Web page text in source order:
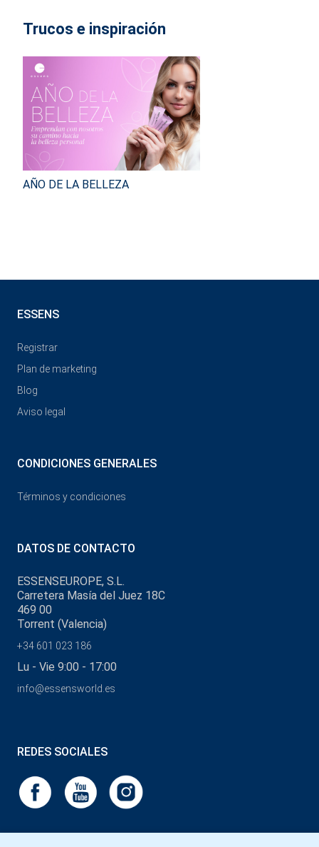
Trucos e inspiración
AÑO DE LA BELLEZA
ESSENS
Registrar
Plan de marketing
Blog
Aviso legal
CONDICIONES GENERALES
Términos y condiciones
DATOS DE CONTACTO
ESSENSEUROPE, S.L.
Carretera Masía del Juez 18C
469 00
Torrent (Valencia)
+34 601 023 186
Lu - Vie 9:00 - 17:00
info@essensworld.es
REDES SOCIALES